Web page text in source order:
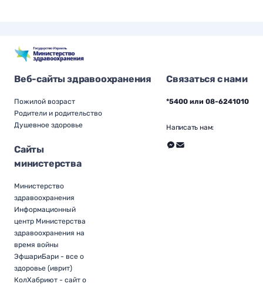
Веб-сайты здравоохранения
Пожилой возраст
Родители и родительство
Душевное здоровье
Сайты
министерства
Министерство
здравоохранения
Информационный
центр Министерства
здравоохранения на
время войны
ЭфшариБари - все о
здоровье (иврит)
КолХабриют - сайт о
Связаться с нами
*5400 или 08-6241010
Написать нам: